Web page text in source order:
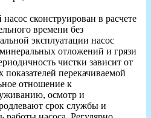
сконструирован в расчете
времени без
эксплуатации насос
минеральных отложений и грязи
чистки зависит от
перекачиваемой
отношение к
осмотр и
срок службы и